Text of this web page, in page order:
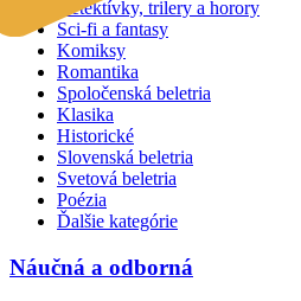
Detektívky, trilery a horory
Sci-fi a fantasy
Komiksy
Romantika
Spoločenská beletria
Klasika
Historické
Slovenská beletria
Svetová beletria
Poézia
Ďalšie kategórie
Náučná a odborná